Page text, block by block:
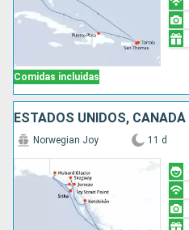
Comidas incluidas
ESTADOS UNIDOS, CANADÁ
Norwegian Joy 11 d